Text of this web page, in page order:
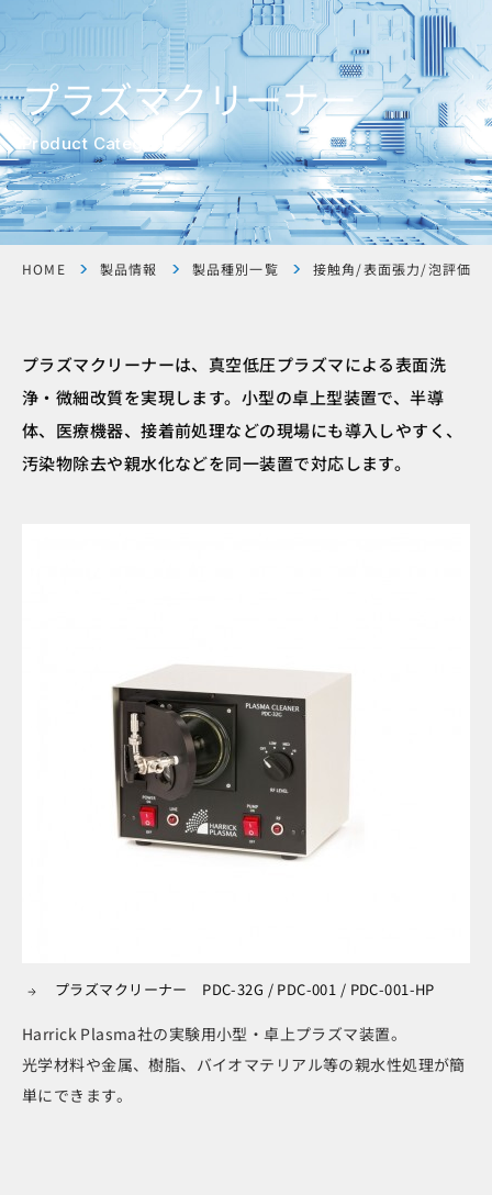
プラズマクリーナー
Product Category
HOME 製品情報 製品種別一覧 接触角/表面張力/泡評価/
プラズマクリーナーは、真空低圧プラズマによる表面洗
浄・微細改質を実現します。小型の卓上型装置で、半導
体、医療機器、接着前処理などの現場にも導入しやすく、
汚染物除去や親水化などを同一装置で対応します。
プラズマクリーナー PDC-32G / PDC-001 / PDC-001-HP
Harrick Plasma社の実験用小型・卓上プラズマ装置。
光学材料や金属、樹脂、バイオマテリアル等の親水性処理が簡
単にできます。